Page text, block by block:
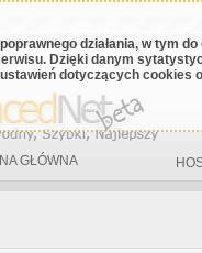
działania, w tym
Dzięki danym
dotyczących cookies
GŁÓWNA